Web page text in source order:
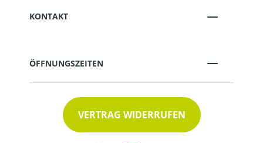
KONTAKT
ÖFFNUNGSZEITEN
VERTRAG WIDERRUFEN